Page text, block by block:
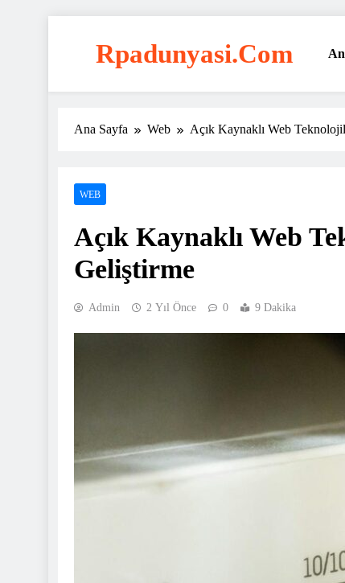
Rpadunyasi.com
Ana Sayfa Web Açık Kaynaklı Web
WEB
Açık Kaynaklı Web
Geliştirme
Admin 2 Yıl Önce 0 9 Dakika